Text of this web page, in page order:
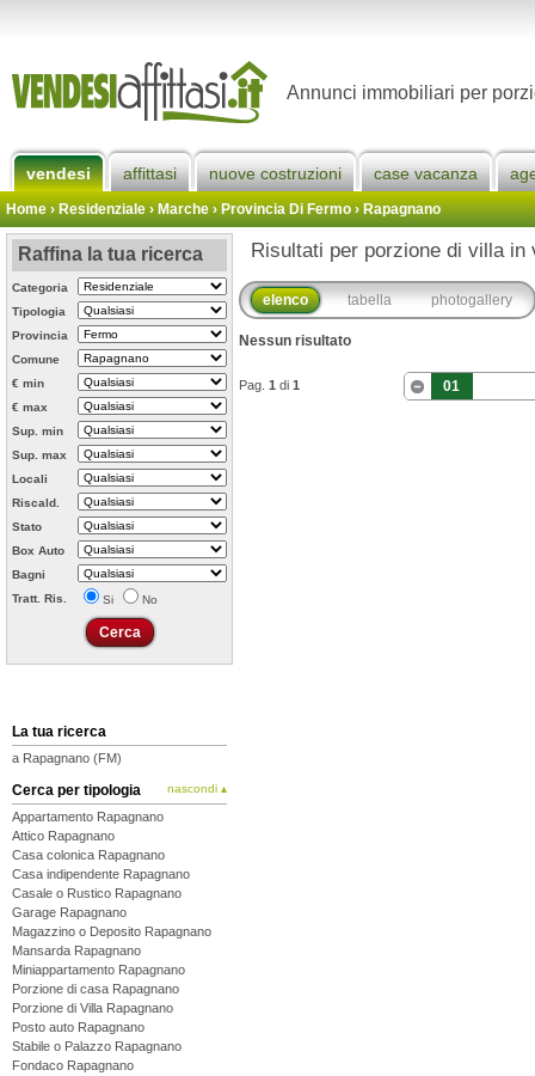
Annunci immobiliari per
vendesi affittasi nuove costruzioni case vacanza
Home› Residenziale › Marche ›Provincia Di Fermo›Rapagnano
Raffina la tua ricerca
Categoria
Tipologia
Provincia
Comune
€ min
€ max
Sup. min
Sup. max
Locali
Riscald.
Stato
Box Auto
Bagni
Tratt. Ris.
Si No
La tua ricerca
a Rapagnano (FM)
Cerca per tipologia nascondi ▴
Appartamento Rapagnano
Attico Rapagnano
Casa colonica Rapagnano
Casa indipendente Rapagnano
Casale o Rustico Rapagnano
Garage Rapagnano
Magazzino o Deposito Rapagnano
Mansarda Rapagnano
Miniappartamento Rapagnano
Porzione di casa Rapagnano
Porzione di Villa Rapagnano
Posto auto Rapagnano
Stabile o Palazzo Rapagnano
Fondaco Rapagnano
Risultati per porzione di villa in
elenco tabella photogallery
Nessun risultato
Pag. 1 di 1 01